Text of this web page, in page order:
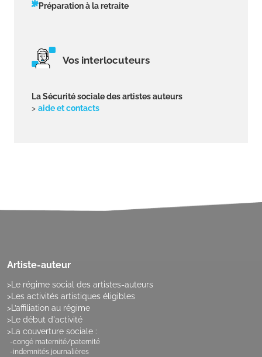
Préparation à la retraite
Vos interlocuteurs
La Sécurité sociale des artistes auteurs
> aide et contacts
Artiste-auteur
Le régime social des artistes-auteurs
Les activités artistiques éligibles
L’affiliation au régime
Le début d'activité
La couverture sociale :
congé maternité/paternité
indemnités journalières